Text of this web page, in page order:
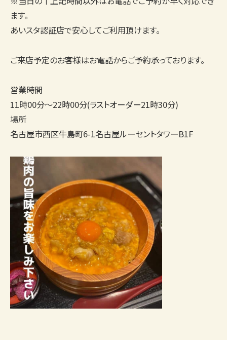
ます。
あいスタ認証店で安心してご利用頂けます。
ご来店予定のお客様はお電話からご予約承っております。
営業時間
11時00分〜22時00分(ラストオーダー21時30分)
場所
名古屋市西区牛島町6-1名古屋ルーセントタワーB1F